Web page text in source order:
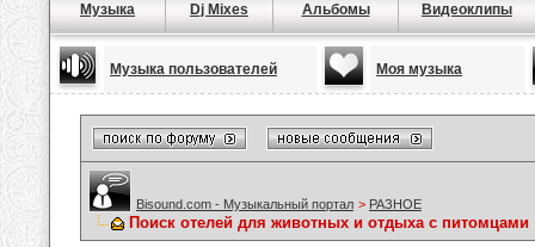
Музыка Dj Mixes Альбомы Видеоклипы
Музыка пользователей Моя музыка
Bisound.com - Музыкальный портал > РАЗНОЕ
Поиск отелей для животных и отдыха с питомцами